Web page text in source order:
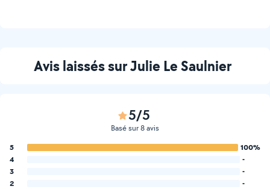
Avis laissés sur Julie Le Saulnier
5/5
Basé sur 8 avis
5
100%
4
-
3
-
2
-